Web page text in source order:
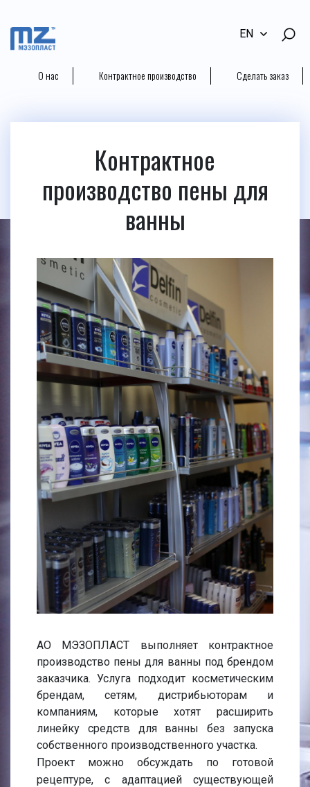
EN
О нас Контрактное производство Сделать заказ
Контрактное
производство пены для
ванны
АО МЭЗОПЛАСТ выполняет контрактное
производство пены для ванны под брендом
заказчика. Услуга подходит косметическим
брендам, сетям, дистрибьюторам и
компаниям, которые хотят расширить
линейку средств для ванны без запуска
собственного производственного участка.
Проект можно обсуждать по готовой
рецептуре, с адаптацией существующей